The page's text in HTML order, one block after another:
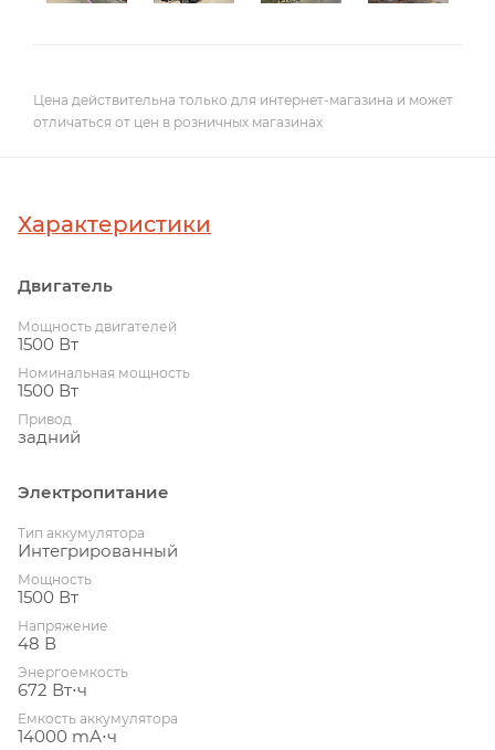
Цена действительна только для интернет-магазина и может
отличаться от цен в розничных магазинах
Характеристики
Двигатель
Мощность двигателей
1500 Вт
Номинальная мощность
1500 Вт
Привод
задний
Электропитание
Тип аккумулятора
Интегрированный
Мощность
1500 Вт
Напряжение
48 В
Энергоемкость
672 Вт⋅ч
Емкость аккумулятора
14000 mА⋅ч